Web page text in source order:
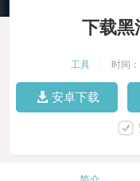
下载
工具 时间
安卓下载